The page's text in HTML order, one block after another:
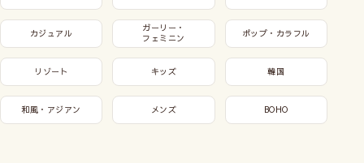
カジュアル
ガーリー・
フェミニン
ポップ・カラフル
リゾート キッズ 韓国
和風・アジアン メンズ BOHO